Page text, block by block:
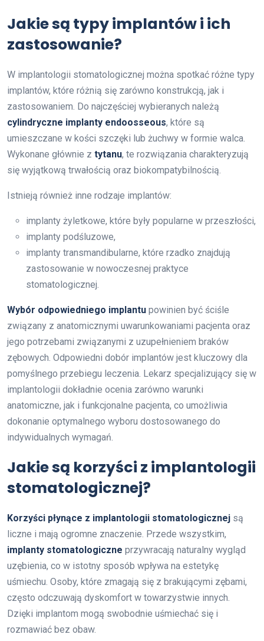
Jakie są typy implantów i ich
zastosowanie?
W implantologii stomatologicznej można spotkać różne typy
implantów, które różnią się zarówno konstrukcją, jak i
zastosowaniem. Do najczęściej wybieranych należą
cylindryczne implanty endoosseous, które są
umieszczane w kości szczęki lub żuchwy w formie walca.
Wykonane głównie z tytanu, te rozwiązania charakteryzują
się wyjątkową trwałością oraz biokompatybilnością.
Istnieją również inne rodzaje implantów:
implanty żyletkowe, które były popularne w przeszłości,
implanty podśluzowe,
implanty transmandibularne, które rzadko znajdują
zastosowanie w nowoczesnej praktyce
stomatologicznej.
Wybór odpowiedniego implantu powinien być ściśle
związany z anatomicznymi uwarunkowaniami pacjenta oraz
jego potrzebami związanymi z uzupełnieniem braków
zębowych. Odpowiedni dobór implantów jest kluczowy dla
pomyślnego przebiegu leczenia. Lekarz specjalizujący się w
implantologii dokładnie ocenia zarówno warunki
anatomiczne, jak i funkcjonalne pacjenta, co umożliwia
dokonanie optymalnego wyboru dostosowanego do
indywidualnych wymagań.
Jakie są korzyści z implantologii
stomatologicznej?
Korzyści płynące z implantologii stomatologicznej są
liczne i mają ogromne znaczenie. Przede wszystkim,
implanty stomatologiczne przywracają naturalny wygląd
uzębienia, co w istotny sposób wpływa na estetykę
uśmiechu. Osoby, które zmagają się z brakującymi zębami,
często odczuwają dyskomfort w towarzystwie innych.
Dzięki implantom mogą swobodnie uśmiechać się i
rozmawiać bez obaw.